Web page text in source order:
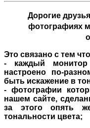
Дорогие
фотографиях
Это связано с тем
- каждый монитор
настроено по-
быть искажение в
- фотографии
нашем сайте,
за этого опять
тональности цвета;